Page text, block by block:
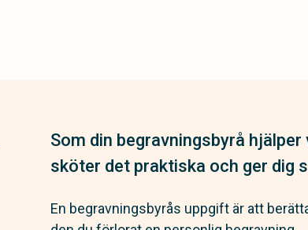
Som din begravningsbyrå
sköter det praktiska och ger dig
En begravningsbyrås uppgift är att